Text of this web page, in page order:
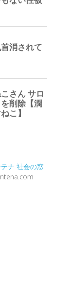
ナ 社会の窓